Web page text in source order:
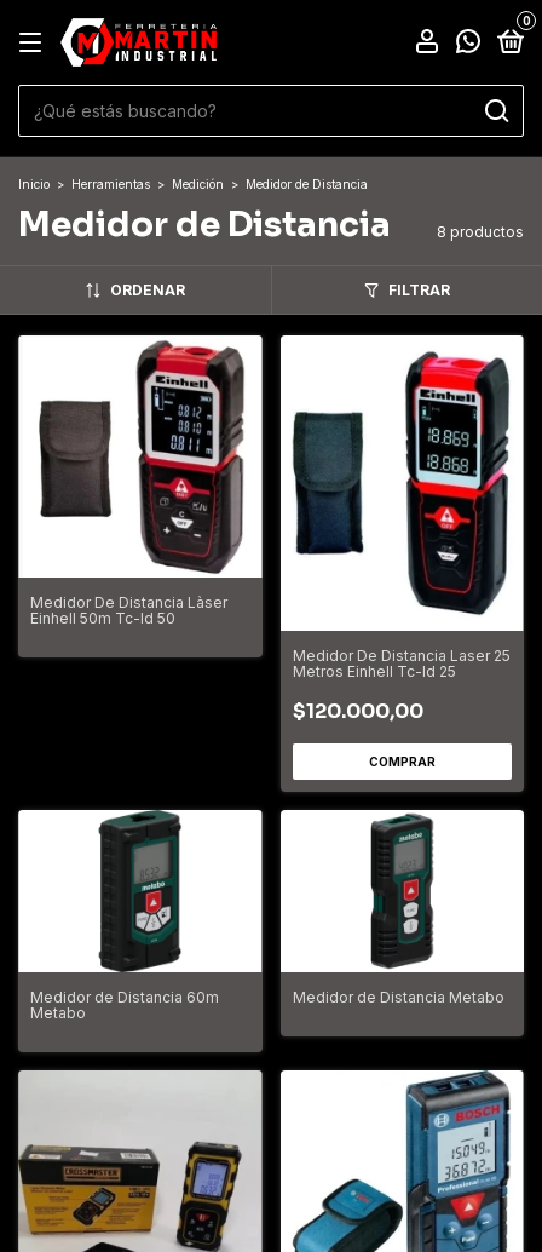
0
Inicio > Herramientas > Medición > Medidor de Distancia
Medidor de Distancia 8 productos
ORDENAR FILTRAR
Medidor De Distancia Làser
Einhell 50m Tc-ld 50
Medidor De Distancia Laser 25
Metros Einhell Tc-ld 25
$120.000,00
Medidor de Distancia 60m
Metabo
Medidor de Distancia Metabo